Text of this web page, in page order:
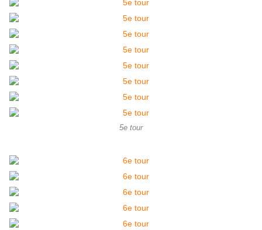
5e tour